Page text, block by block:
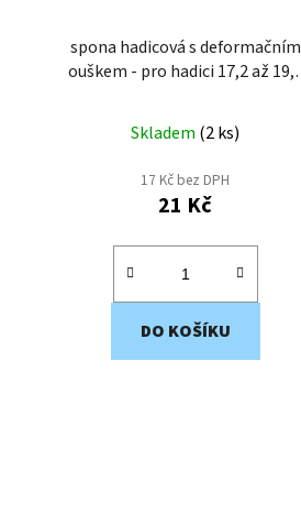
spona hadicová s deformačním
ouškem - pro hadici 17,2 až 19,5
Skladem (2 ks)
17 Kč bez DPH
21 Kč
DO KOŠÍKU